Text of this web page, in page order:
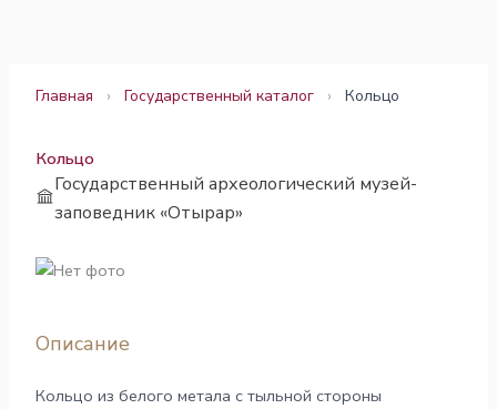
Главная › Государственный каталог › Кольцо
Кольцо
Государственный археологический музей-
заповедник «Отырар»
Описание
Кольцо из белого метала с тыльной стороны